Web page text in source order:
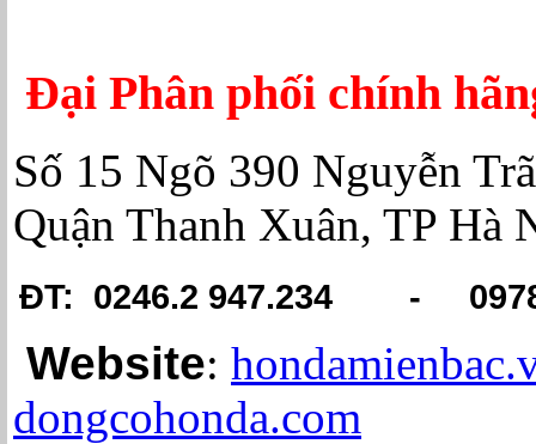
Đại Phân phối chính
Số 15 Ngõ 390 Nguyễn
Quận Thanh Xuân, TP Hà
ĐT: 0246.2 947.234 -
Website:
dongcohonda.com